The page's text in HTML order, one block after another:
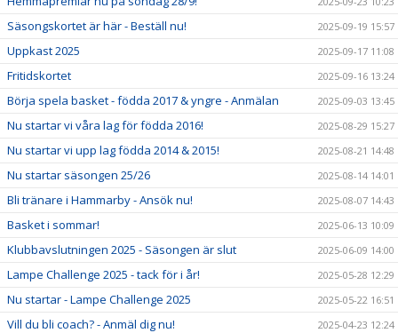
Säsongskortet är här - Beställ nu! 2025-09-19 15:57
Uppkast 2025 2025-09-17 11:08
Fritidskortet 2025-09-16 13:24
Börja spela basket - födda 2017 & yngre - Anmälan 2025-09-03 13:45
Nu startar vi våra lag för födda 2016! 2025-08-29 15:27
Nu startar vi upp lag födda 2014 & 2015! 2025-08-21 14:48
Nu startar säsongen 25/26 2025-08-14 14:01
Bli tränare i Hammarby - Ansök nu! 2025-08-07 14:43
Basket i sommar! 2025-06-13 10:09
Klubbavslutningen 2025 - Säsongen är slut 2025-06-09 14:00
Lampe Challenge 2025 - tack för i år! 2025-05-28 12:29
Nu startar - Lampe Challenge 2025 2025-05-22 16:51
Vill du bli coach? - Anmäl dig nu! 2025-04-23 12:24